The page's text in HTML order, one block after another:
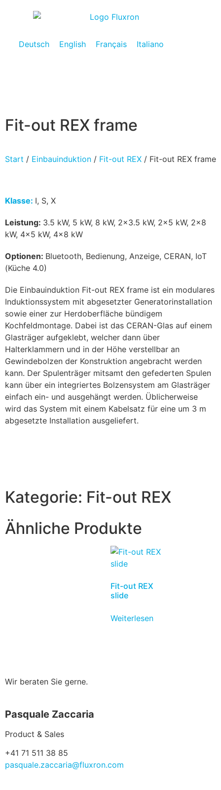
Deutsch English Français Italiano
Fit-out REX frame
Start / Einbauinduktion / Fit-out REX / Fit-out REX frame
Klasse: I, S, X
Leistung: 3.5 kW, 5 kW, 8 kW, 2×3.5 kW, 2×5 kW, 2×8
kW, 4×5 kW, 4×8 kW
Optionen: Bluetooth, Bedienung, Anzeige, CERAN, IoT
(Küche 4.0)
Die Einbauinduktion Fit-out REX frame ist ein modulares
Induktionssystem mit abgesetzter Generatorinstallation
sowie einer zur Herdoberfläche bündigem
Kochfeldmontage. Dabei ist das CERAN-Glas auf einem
Glasträger aufgeklebt, welcher dann über
Halterklammern und in der Höhe verstellbar an
Gewindebolzen der Konstruktion angebracht werden
kann. Der Spulenträger mitsamt den gefederten Spulen
kann über ein integriertes Bolzensystem am Glasträger
einfach ein- und ausgehängt werden. Üblicherweise
wird das System mit einem Kabelsatz für eine um 3 m
abgesetzte Installation ausgeliefert.
Kategorie: Fit-out REX
Ähnliche Produkte
Fit-out REX
slide
Weiterlesen
Wir beraten Sie gerne.
Pasquale Zaccaria
Product & Sales
+41 71 511 38 85
pasquale.zaccaria@fluxron.com